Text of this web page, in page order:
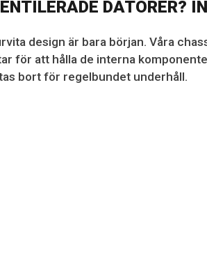
DATORER?
design är bara början. Våra
för att hålla de interna
bort för regelbundet underhåll.